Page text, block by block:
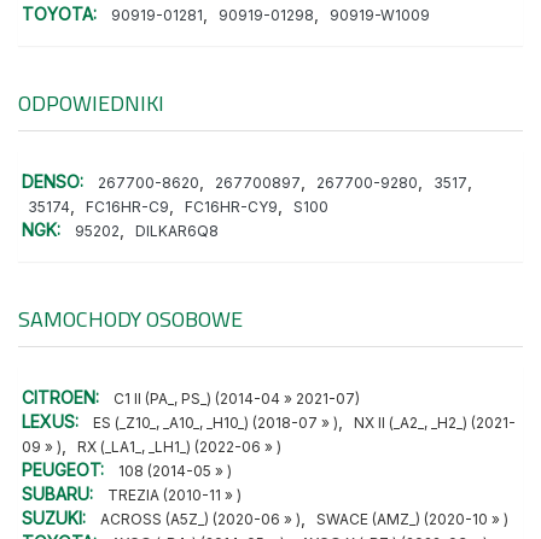
TOYOTA: 90919-01281 90919-01298 90919-W1009
ODPOWIEDNIKI
DENSO: 267700-8620 267700897 267700-9280 3517
35174 FC16HR-C9 FC16HR-CY9 S100
NGK: 95202 DILKAR6Q8
SAMOCHODY OSOBOWE
CITROEN: C1 II (PA_, PS_) (2014-04 » 2021-07)
LEXUS: ES (_Z10_, _A10_, _H10_) (2018-07 » )
NX II (_A2_, _H2_) (2021-
09 » )
RX (_LA1_, _LH1_) (2022-06 » )
PEUGEOT: 108 (2014-05 » )
SUBARU: TREZIA (2010-11 » )
SUZUKI: ACROSS (A5Z_) (2020-06 » ) SWACE (AMZ_) (2020-10 » )